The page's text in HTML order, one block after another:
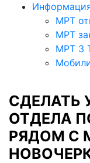
МРТ
МРТ
МРТ 3
СДЕЛАТЬ
ОТДЕЛА
РЯДОМ С